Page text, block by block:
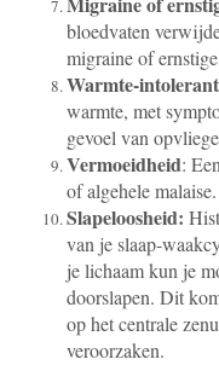
bloedvaten
migraine of
Warmte-
warmte, met
gevoel van
Vermoeidheid:
of algehele malaise.
Slapeloosheid:
van je slaap-
je lichaam kun je
doorslapen. Dit
op het centrale
veroorzaken.